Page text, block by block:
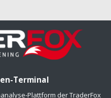
Terminal
Plattform der TraderFox